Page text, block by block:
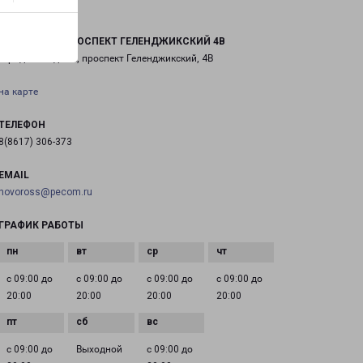
ПРОСПЕКТ ГЕЛЕНДЖИКСКИЙ 4В
Геленджик, проспект Геленджикский, 4В
карте
306-373
РАБОТЫ
с 09:00 до
20:00
с 09:00 до
20:00
с 09:00 до
20:00
с 09:00 до
20:00
с 09:00 до
Выходной
с 09:00 до